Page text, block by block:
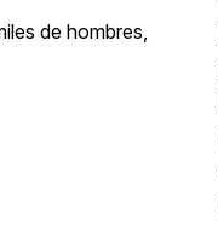
de hombres,